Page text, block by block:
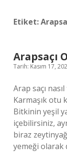
Etiket:
Arapsaçı
Tarih: Kasım 17,
Arap saçı
Karmaşık otu
Bitkinin yeşil
içebilirsiniz,
biraz
yemeği olarak